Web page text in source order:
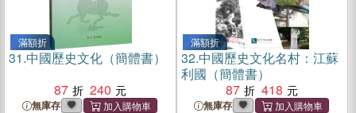
滿額折
31.中國歷史文化（簡體書）
87
240
無庫存
滿額折
32.中國歷史文化名村：江蘇
利國（簡體書）
87
418
無庫存